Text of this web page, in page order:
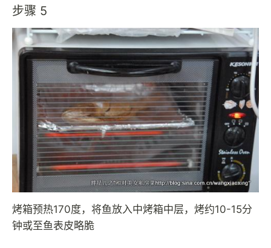
步骤 5
烤箱预热170度，将鱼放入中烤箱中层，烤约10-15分
钟或至鱼表皮略脆